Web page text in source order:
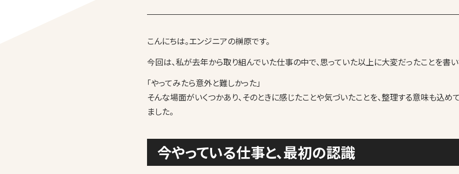
こんにちは。エンジニアの榊原です。
今回は、私が去年から取り組んでいた仕事の中で、思っていた以上に大変だったことを書い
「やってみたら意外と難しかった」
そんな場面がいくつかあり、そのときに感じたことや気づいたことを、整理する意味も込め
ました。
今やっている仕事と、最初の認識